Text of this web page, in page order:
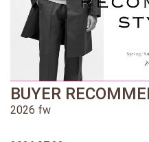
BUYER
2026 fw